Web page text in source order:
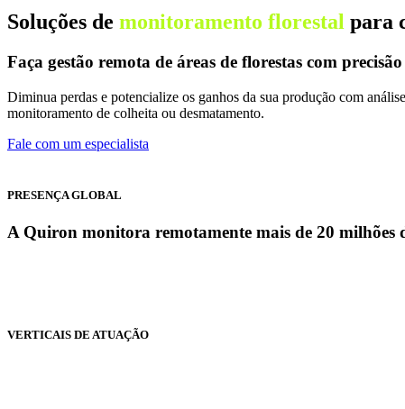
Soluções de monitoramento florestal para
Faça gestão remota de áreas de florestas com precisão
Diminua perdas e potencialize os ganhos da sua produção com
monitoramento de colheita ou desmatamento.
Fale com um especialista
PRESENÇA GLOBAL
A Quiron monitora remotamente mais de 20 milhões
VERTICAIS DE ATUAÇÃO